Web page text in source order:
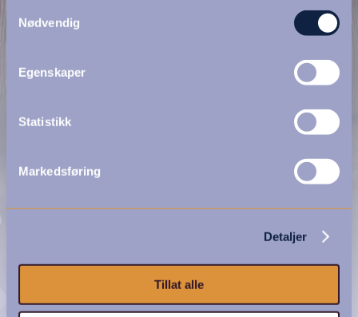
Nødvendig
Egenskaper
Statistikk
Markedsføring
Detaljer
Tillat alle